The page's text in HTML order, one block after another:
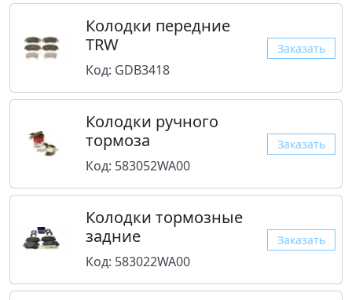
Колодки передние
TRW
Код: GDB3418
Заказать
Колодки ручного
тормоза
Код: 583052WA00
Заказать
Колодки тормозные
задние
Код: 583022WA00
Заказать